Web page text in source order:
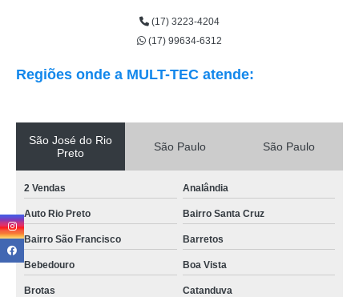
(17) 3223-4204
(17) 99634-6312
Regiões onde a MULT-TEC atende:
São José do Rio
Preto
São Paulo São Paulo
2 Vendas Analândia
Auto Rio Preto Bairro Santa Cruz
Bairro São Francisco Barretos
Bebedouro Boa Vista
Brotas Catanduva